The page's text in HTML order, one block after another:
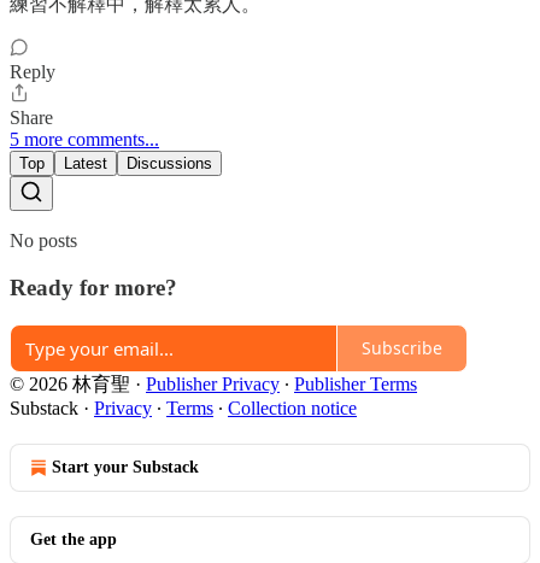
練習不解釋中，解釋太累人。
Reply
Share
5 more comments...
Top Latest Discussions
No posts
Ready for more?
Subscribe
© 2026 林育聖 · Publisher Privacy ∙ Publisher Terms
Substack · Privacy ∙ Terms ∙ Collection notice
Start your Substack
Get the app